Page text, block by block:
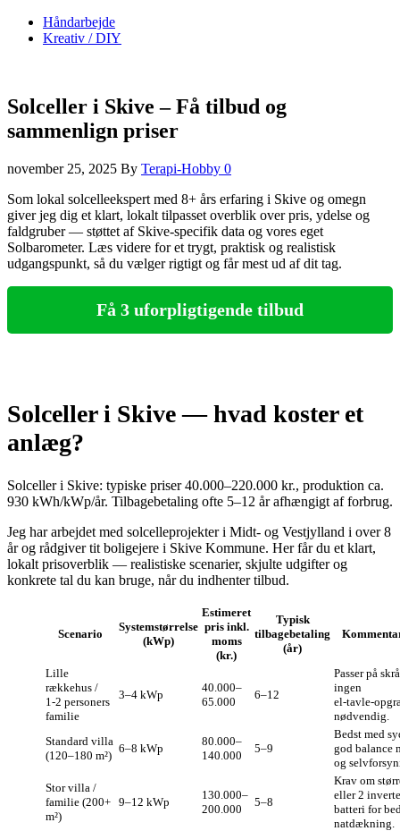
Håndarbejde
Kreativ / DIY
Solceller i Skive – Få tilbud og
sammenlign priser
november 25, 2025 By Terapi-Hobby 0
Som lokal solcelleekspert med 8+ års erfaring i Skive og omegn
giver jeg dig et klart, lokalt tilpasset overblik over pris, ydelse og
faldgruber — støttet af Skive-specifik data og vores eget
Solbarometer. Læs videre for et trygt, praktisk og realistisk
udgangspunkt, så du vælger rigtigt og får mest ud af dit tag.
Få 3 uforpligtigende tilbud
Solceller i Skive — hvad koster et
anlæg?
Solceller i Skive: typiske priser 40.000–220.000 kr., produktion ca.
930 kWh/kWp/år. Tilbagebetaling ofte 5–12 år afhængigt af forbrug.
Jeg har arbejdet med solcelleprojekter i Midt- og Vestjylland i over 8
år og rådgiver tit boligejere i Skive Kommune. Her får du et klart,
lokalt prisoverblik — realistiske scenarier, skjulte udgifter og
konkrete tal du kan bruge, når du indhenter tilbud.
Scenario
Systemstørrelse
(kWp)
Estimeret
pris inkl.
moms
(kr.)
Typisk
tilbagebetaling
(år)
Lille
rækkehus /
1‑2 personers
familie
3–4 kWp
40.000–
65.000
6–12
Passer på
ingen
nødvendig.
Standard villa
(120–180 m²)
6–8 kWp
80.000–
140.000
5–9
Bedst med
god balance
og
Stor villa /
familie (200+
m²)
9–12 kWp
130.000–
200.000
5–8
Krav om
eller 2
batteri for
natdækning.